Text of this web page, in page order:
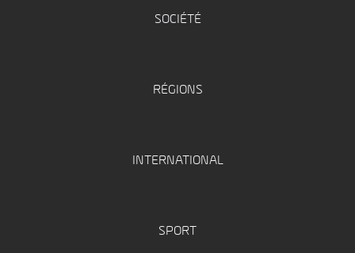
SOCIÉTÉ
RÉGIONS
INTERNATIONAL
SPORT